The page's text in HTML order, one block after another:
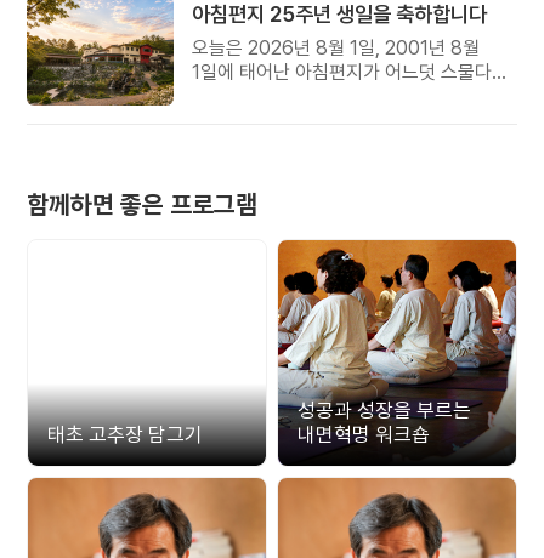
아침편지 25주년 생일을 축하합니다
오늘은 2026년 8월 1일, 2001년 8월
1일에 태어난 아침편지가 어느덧 스물다섯
함께하면 좋은 프로그램
태초 고추장 담그기
성공과 성장을 부르는
내면혁명 워크숍